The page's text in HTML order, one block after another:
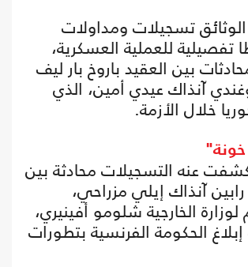
تسجيلات ومداولات
تفصيلية للعملية العسكرية،
بين العقيد باروخ بار ليف
آنذاك عيدي أمين، الذي
خلال الأزمة.
عنه التسجيلات محادثة بين
آنذاك إيلي مزراحي،
لوزارة الخارجية شلومو أفينيري،
الحكومة الفرنسية بتطورات